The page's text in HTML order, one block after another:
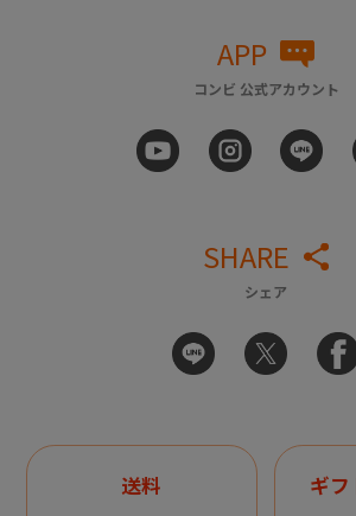
APP
コンビ 公式アカウント
SHARE
シェア
送料 ギフ